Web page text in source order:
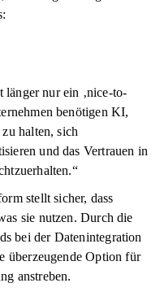
nur ein ‚nice-to-
benötigen KI,
halten, sich
und das Vertrauen in
stellt sicher, dass
sie nutzen. Durch die
bei der Datenintegration
überzeugende Option für
anstreben.